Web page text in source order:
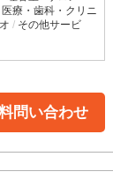
医療・歯科・クリニ
その他サービ
問い合わせ